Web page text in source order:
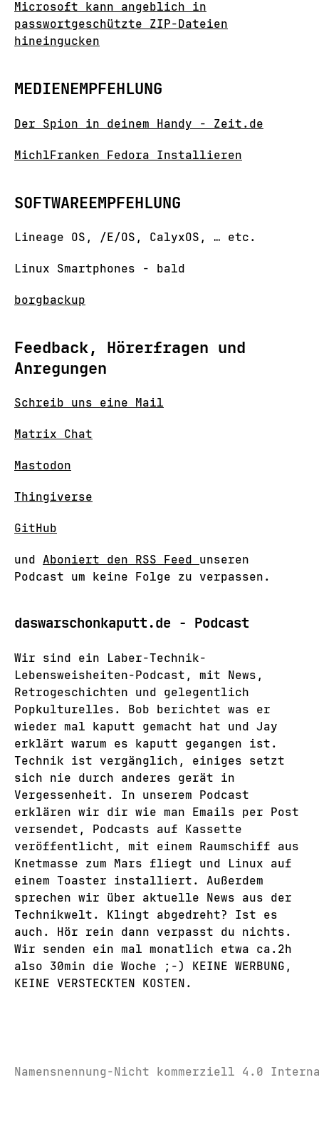
Microsoft kann angeblich in
passwortgeschützte ZIP-Dateien
hineingucken
MEDIENEMPFEHLUNG
Der Spion in deinem Handy - Zeit.de
MichlFranken Fedora Installieren
SOFTWAREEMPFEHLUNG
Lineage OS, /E/OS, CalyxOS, … etc.
Linux Smartphones - bald
borgbackup
Feedback, Hörerfragen und
Anregungen
Schreib uns eine Mail
Matrix Chat
Mastodon
Thingiverse
GitHub
und Aboniert den RSS Feed unseren
Podcast um keine Folge zu verpassen.
daswarschonkaputt.de - Podcast
Wir sind ein Laber-Technik-
Lebensweisheiten-Podcast, mit News,
Retrogeschichten und gelegentlich
Popkulturelles. Bob berichtet was er
wieder mal kaputt gemacht hat und Jay
erklärt warum es kaputt gegangen ist.
Technik ist vergänglich, einiges setzt
sich nie durch anderes gerät in
Vergessenheit. In unserem Podcast
erklären wir dir wie man Emails per Post
versendet, Podcasts auf Kassette
veröffentlicht, mit einem Raumschiff aus
Knetmasse zum Mars fliegt und Linux auf
einem Toaster installiert. Außerdem
sprechen wir über aktuelle News aus der
Technikwelt. Klingt abgedreht? Ist es
auch. Hör rein dann verpasst du nichts.
Wir senden ein mal monatlich etwa ca.2h
also 30min die Woche ;-) KEINE WERBUNG,
KEINE VERSTECKTEN KOSTEN.
Namensnennung-Nicht kommerziell 4.0